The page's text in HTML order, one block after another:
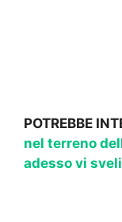
POTREBBE
nel terreno
adesso vi